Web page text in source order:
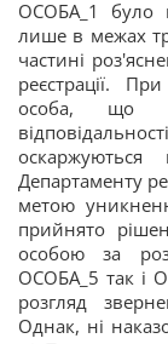
ОСОБА_1 було
лише в межах
частині
реєстрації.
особа, що
Департаменту
метою
прийнято
особою за
ОСОБА_5 так і
розгляд
Однак, ні